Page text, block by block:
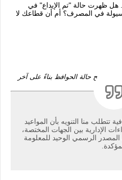
ظهرت حالة "تم الإيداع" في
في المصرف؟ أم أن قطاعك لا
وتوضيح حالة الحوافظ بناءً على آخر
تتطلب منا التنويه بأن المواعيد
الإدارية بين الجهات المختصة،
الرسمي الوحيد للمعلومة